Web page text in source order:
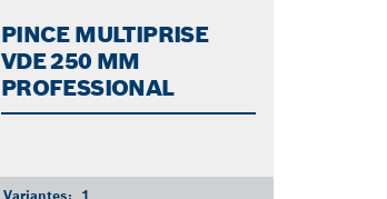
PINCE MULTIPRISE
VDE 250 MM
PROFESSIONAL
Variantes: 1